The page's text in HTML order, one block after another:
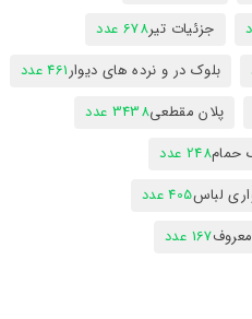
جزئیات تیر678 عدد
بلوک در و نرده های دیوار461 عدد
پلان مقطعی3438 عدد
حمام248 عدد
لباس405 عدد
167 عدد